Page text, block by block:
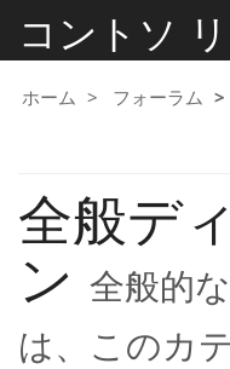
コントソ
ホーム フォーラム
全般デ
ン 全般的
は、このカ